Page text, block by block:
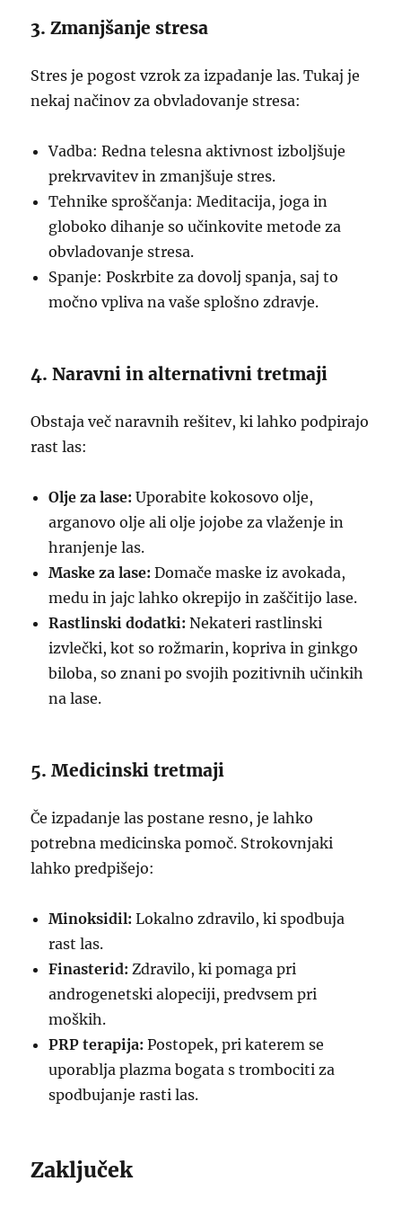
3. Zmanjšanje stresa
Stres je pogost vzrok za izpadanje las. Tukaj je
nekaj načinov za obvladovanje stresa:
Vadba: Redna telesna aktivnost izboljšuje
prekrvavitev in zmanjšuje stres.
Tehnike sproščanja: Meditacija, joga in
globoko dihanje so učinkovite metode za
obvladovanje stresa.
Spanje: Poskrbite za dovolj spanja, saj to
močno vpliva na vaše splošno zdravje.
4. Naravni in alternativni tretmaji
Obstaja več naravnih rešitev, ki lahko podpirajo
rast las:
Olje za lase: Uporabite kokosovo olje,
arganovo olje ali olje jojobe za vlaženje in
hranjenje las.
Maske za lase: Domače maske iz avokada,
medu in jajc lahko okrepijo in zaščitijo lase.
Rastlinski dodatki: Nekateri rastlinski
izvlečki, kot so rožmarin, kopriva in ginkgo
biloba, so znani po svojih pozitivnih učinkih
na lase.
5. Medicinski tretmaji
Če izpadanje las postane resno, je lahko
potrebna medicinska pomoč. Strokovnjaki
lahko predpišejo:
Minoksidil: Lokalno zdravilo, ki spodbuja
rast las.
Finasterid: Zdravilo, ki pomaga pri
androgenetski alopeciji, predvsem pri
moških.
PRP terapija: Postopek, pri katerem se
uporablja plazma bogata s trombociti za
spodbujanje rasti las.
Zaključek